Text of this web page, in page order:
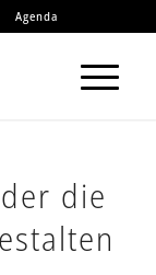
Agenda
die